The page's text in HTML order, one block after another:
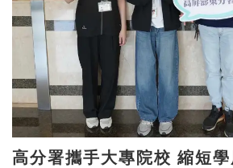
高分署攜手大專院校 縮短學用落差培育科